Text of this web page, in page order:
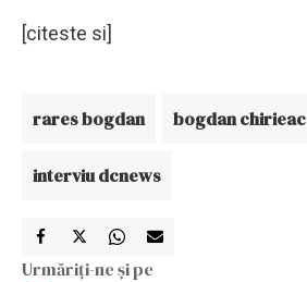
[citeste si]
rares bogdan bogdan chirieac
interviu dcnews
Urmăriți-ne și pe